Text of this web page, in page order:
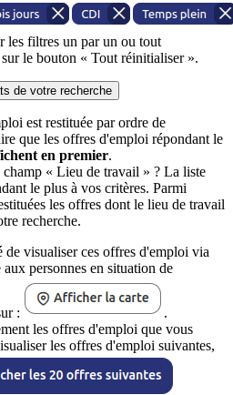
les filtres un par un ou tout
le bouton « Tout réinitialiser ».
de votre recherche
est restituée par ordre de
que les offres d'emploi répondant le
en premier.
champ « Lieu de travail » ? La liste
le plus à vos critères. Parmi
les offres dont le lieu de travail
recherche.
de visualiser ces offres d'emploi via
personnes en situation de
:
.
les offres d'emploi que vous
les offres d'emploi suivantes,